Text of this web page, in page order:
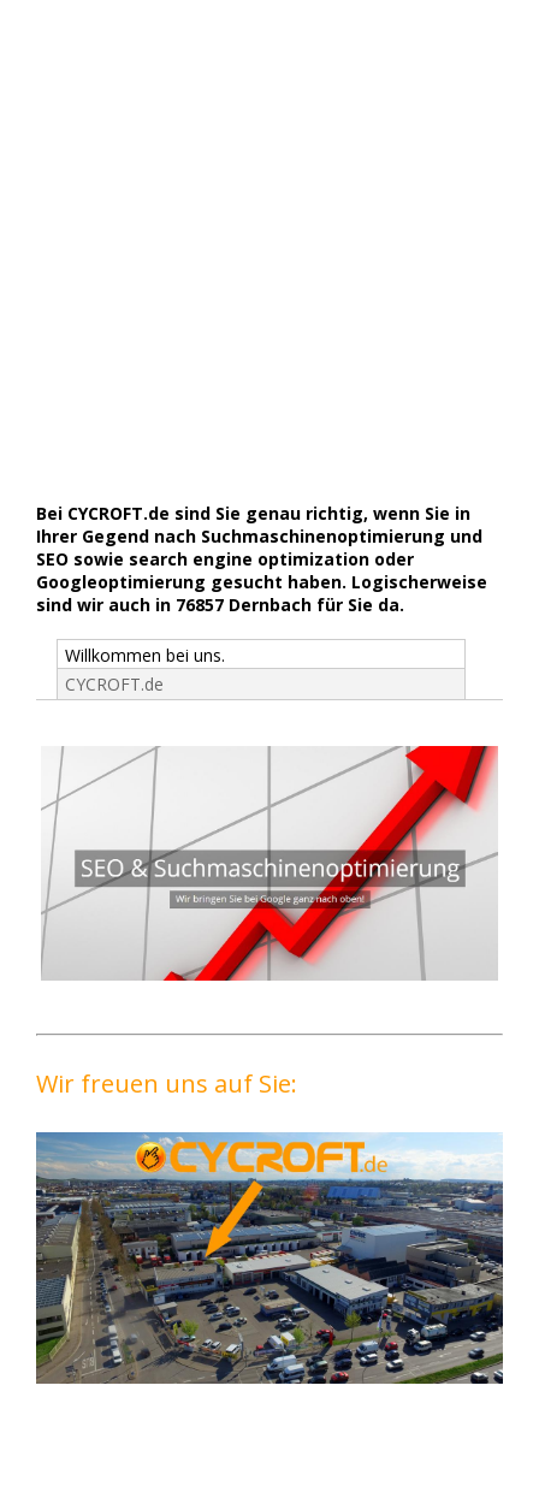
Bei CYCROFT.de sind Sie genau richtig, wenn Sie in
Ihrer Gegend nach Suchmaschinenoptimierung und
SEO sowie search engine optimization oder
Googleoptimierung gesucht haben. Logischerweise
sind wir auch in 76857 Dernbach für Sie da.
Willkommen bei uns.
CYCROFT.de
Wir freuen uns auf Sie: